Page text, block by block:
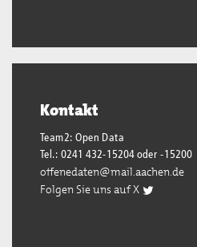
Kontakt
Team2: Open Data
Tel.: 0241 432-15204 oder -15200
offenedaten@mail.aachen.de
Folgen Sie uns auf X